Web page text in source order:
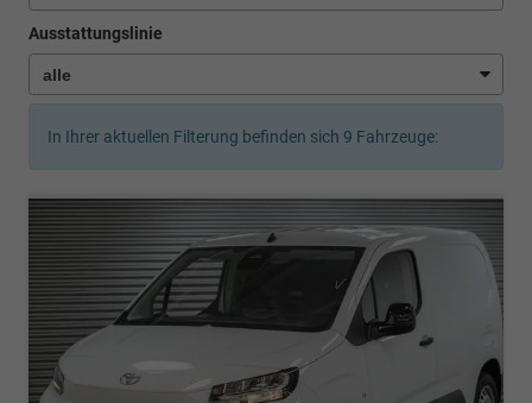
Ausstattungslinie
In Ihrer aktuellen Filterung befinden sich 9 Fahrzeuge: